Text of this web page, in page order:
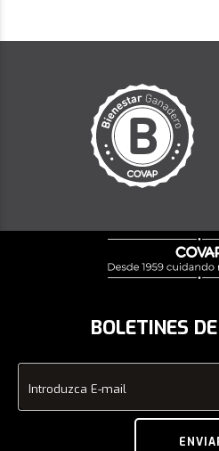
BOLETINES
Introduzca E-mail